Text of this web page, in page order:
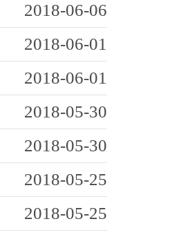
2018-06-06
2018-06-01
2018-06-01
2018-05-30
2018-05-30
2018-05-25
2018-05-25